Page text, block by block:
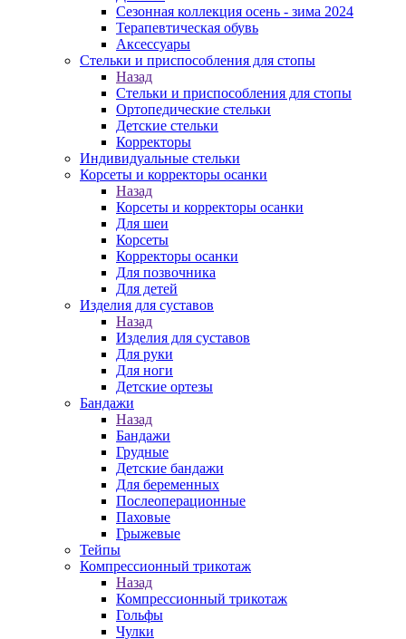
Сезонная коллекция осень - зима 2024
Терапевтическая обувь
Аксессуары
Стельки и приспособления для стопы
Назад
Стельки и приспособления для стопы
Ортопедические стельки
Детские стельки
Корректоры
Индивидуальные стельки
Корсеты и корректоры осанки
Назад
Корсеты и корректоры осанки
Для шеи
Корсеты
Корректоры осанки
Для позвочника
Для детей
Изделия для суставов
Назад
Изделия для суставов
Для руки
Для ноги
Детские ортезы
Бандажи
Назад
Бандажи
Грудные
Детские бандажи
Для беременных
Послеоперационные
Паховые
Грыжевые
Тейпы
Компрессионный трикотаж
Назад
Компрессионный трикотаж
Гольфы
Чулки